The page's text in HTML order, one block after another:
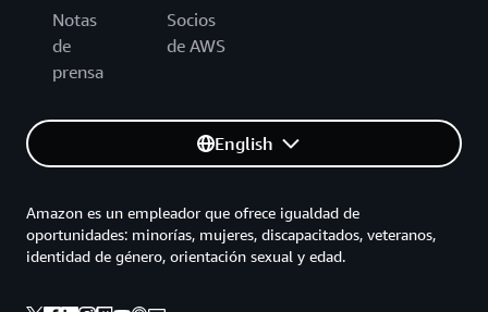
Notas
de
prensa
Socios
de AWS
English
Amazon es un empleador que ofrece igualdad de
oportunidades: minorías, mujeres, discapacitados, veteranos,
identidad de género, orientación sexual y edad.